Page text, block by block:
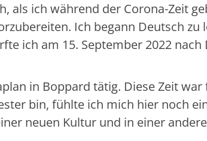
als ich während der Corona-Zeit
Ich begann Deutsch zu
ich am 15. September 2022 nach
in Boppard tätig. Diese Zeit
bin, fühlte ich mich hier noch
neuen Kultur und in einer